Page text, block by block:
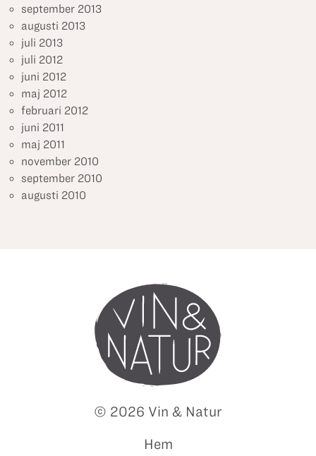
september 2013
augusti 2013
juli 2013
juli 2012
juni 2012
maj 2012
februari 2012
juni 2011
maj 2011
november 2010
september 2010
augusti 2010
© 2026 Vin & Natur
Hem